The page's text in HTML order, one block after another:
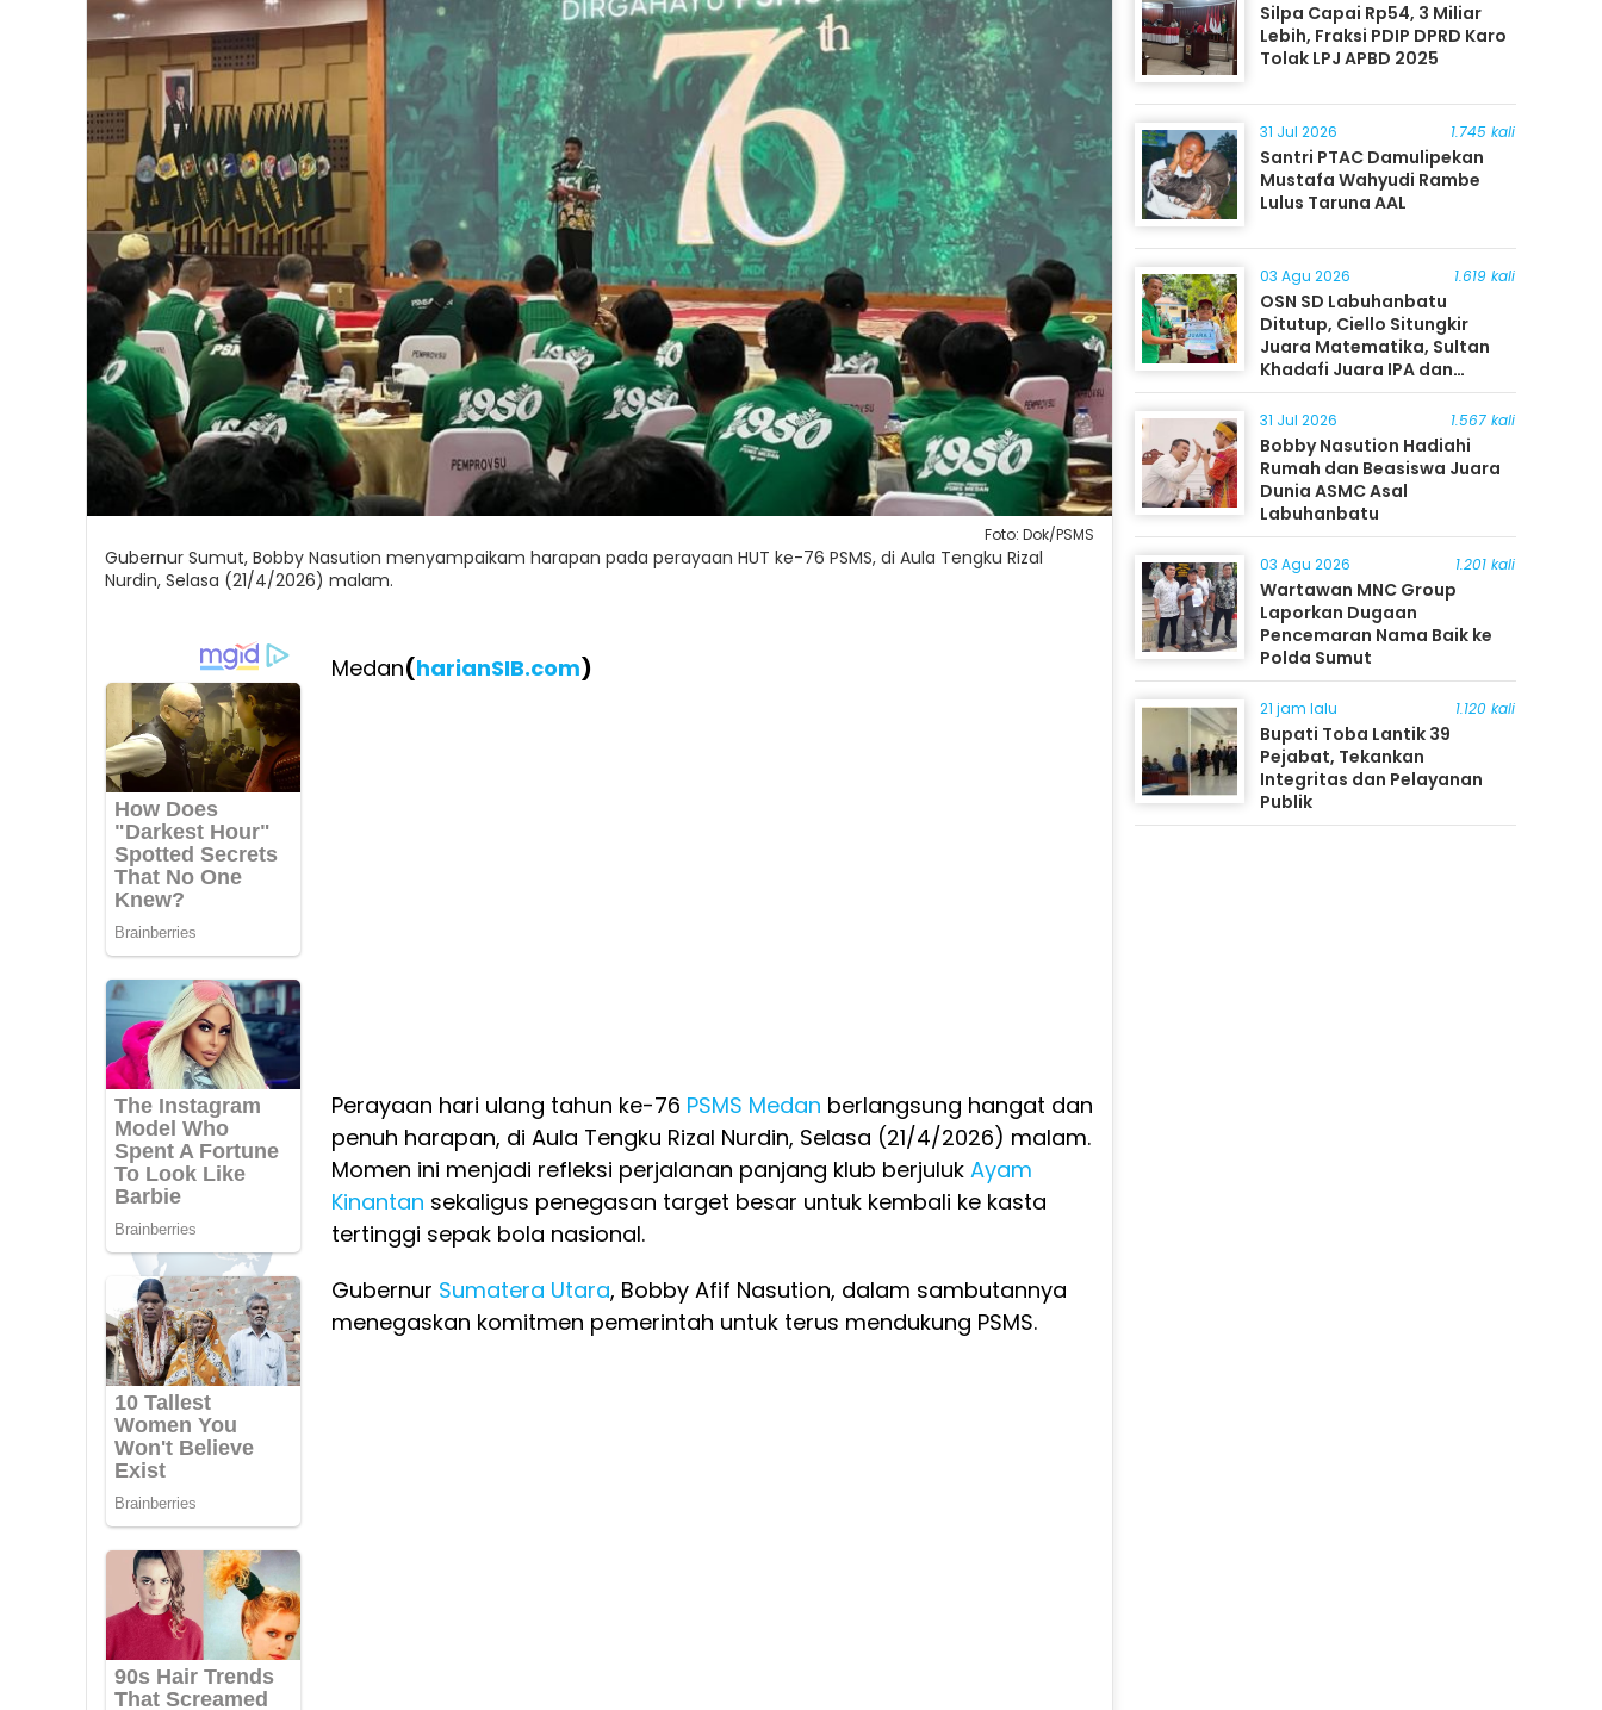
Foto: Dok/PSMS
Gubernur Sumut, Bobby Nasution menyampaikam harapan pada perayaan HUT ke-76 PSMS, di Aula Tengku Rizal
Nurdin, Selasa (21/4/2026) malam.
Medan(harianSIB.com)
Perayaan hari ulang tahun ke-76 PSMS Medan berlangsung hangat dan
penuh harapan, di Aula Tengku Rizal Nurdin, Selasa (21/4/2026) malam.
Momen ini menjadi refleksi perjalanan panjang klub berjuluk Ayam
Kinantan sekaligus penegasan target besar untuk kembali ke kasta
tertinggi sepak bola nasional.
Gubernur Sumatera Utara, Bobby Afif Nasution, dalam sambutannya
menegaskan komitmen pemerintah untuk terus mendukung PSMS.
Silpa Capai Rp54, 3 Miliar
Lebih, Fraksi PDIP DPRD Karo
Tolak LPJ APBD 2025
31 Jul 2026 1.745 kali
Santri PTAC Damulipekan
Mustafa Wahyudi Rambe
Lulus Taruna AAL
03 Agu 2026 1.619 kali
OSN SD Labuhanbatu
Ditutup, Ciello Situngkir
Juara Matematika, Sultan
Khadafi Juara IPA dan
Timothy Rangkuti Juara IPS
31 Jul 2026 1.567 kali
Bobby Nasution Hadiahi
Rumah dan Beasiswa Juara
Dunia ASMC Asal
Labuhanbatu
03 Agu 2026 1.201 kali
Wartawan MNC Group
Laporkan Dugaan
Pencemaran Nama Baik ke
Polda Sumut
21 jam lalu 1.120 kali
Bupati Toba Lantik 39
Pejabat, Tekankan
Integritas dan Pelayanan
Publik